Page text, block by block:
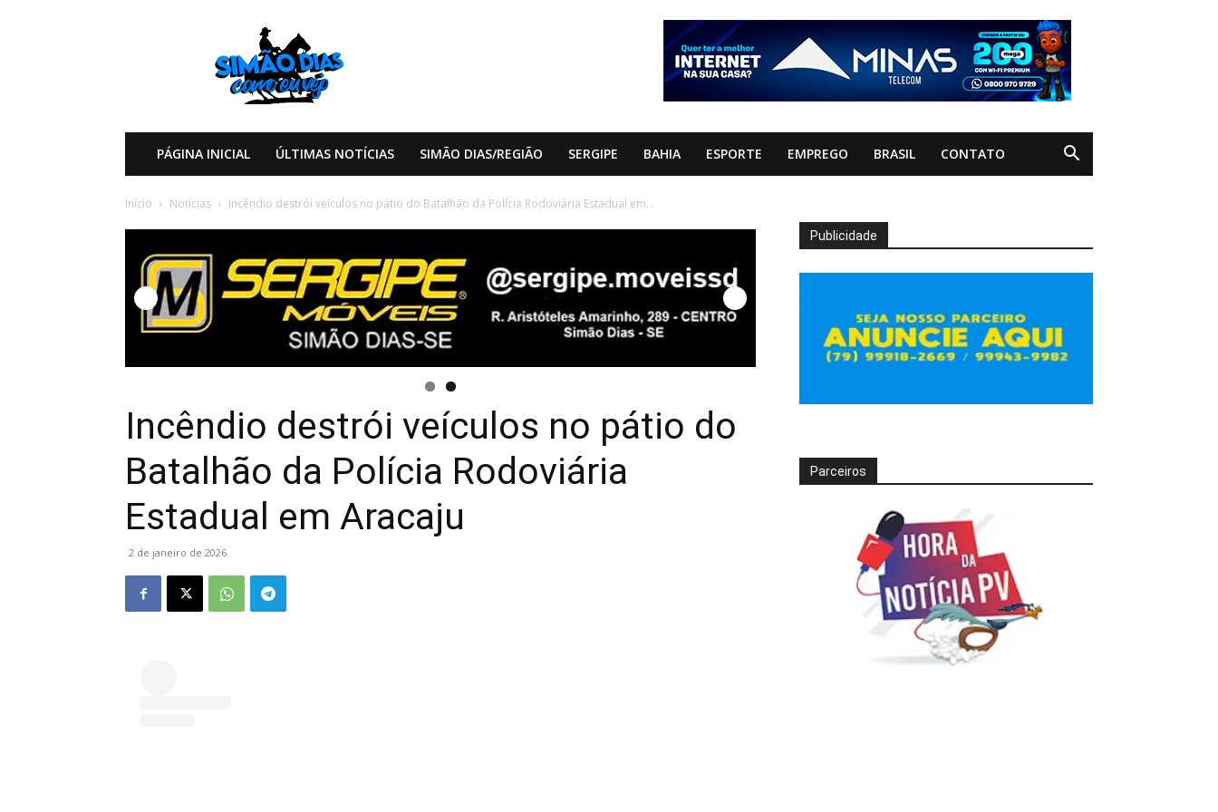
PÁGINA INICIAL ÚLTIMAS NOTÍCIAS SIMÃO DIAS/REGIÃO SERGIPE BAHIA ESPORTE EMPREGO BRASIL CONTATO
Início Notícias Incêndio destrói veículos no pátio do Batalhão da Polícia Rodoviária Estadual em...
Incêndio destrói veículos no pátio do
Batalhão da Polícia Rodoviária
Estadual em Aracaju
2 de janeiro de 2026
Publicidade
Parceiros